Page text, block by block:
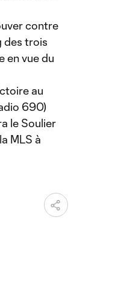
contre
des trois
en vue du
au
690)
le Soulier
MLS à